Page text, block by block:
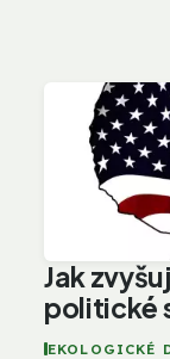
Jak
politické
EKOLOGICKÉ